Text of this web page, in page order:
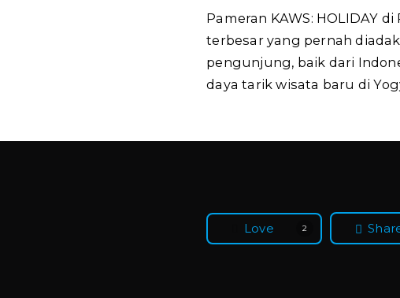
Pameran KAWS: HOLIDAY
terbesar yang pernah
pengunjung, baik dari
daya tarik wisata baru di
Love 2